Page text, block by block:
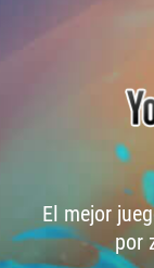
El mejor
por